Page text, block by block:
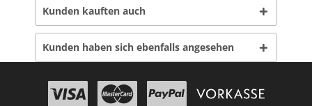
Kunden kauften auch
Kunden haben sich ebenfalls angesehen